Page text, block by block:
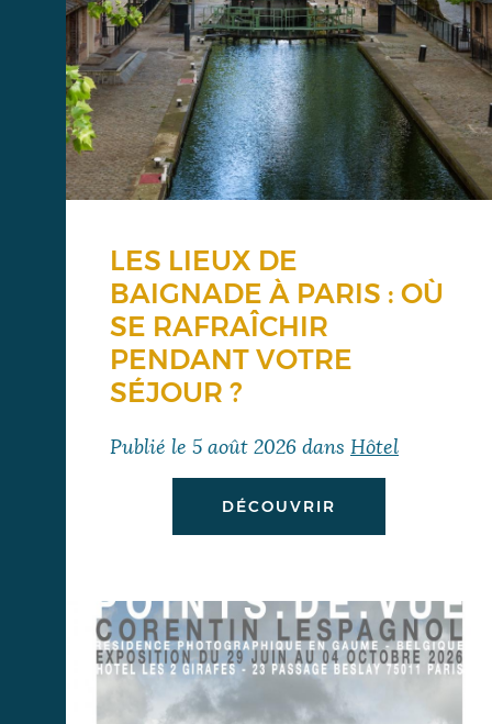
LES LIEUX DE
BAIGNADE À PARIS : OÙ
SE RAFRAÎCHIR
PENDANT VOTRE
SÉJOUR ?
Publié le 5 août 2026 dans Hôtel
DÉCOUVRIR